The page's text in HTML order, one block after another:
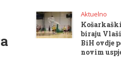
Aktuelno
biraju
BiH ovdje
novim